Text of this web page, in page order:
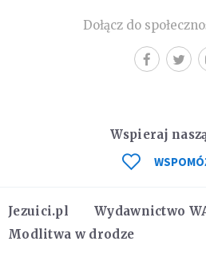
Dołącz do
Jezuici.pl Wydawnictwo
Modlitwa w drodze
Wspieraj